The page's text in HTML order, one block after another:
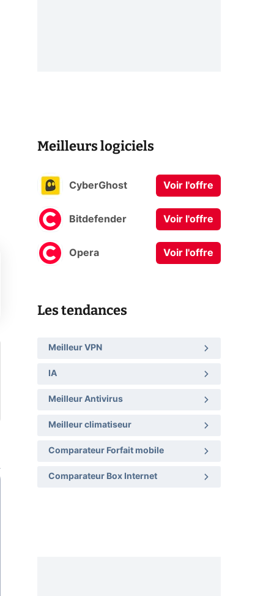
Meilleurs logiciels
CyberGhost Voir l'offre
Bitdefender Voir l'offre
Opera Voir l'offre
Les tendances
Meilleur VPN
IA
Meilleur Antivirus
Meilleur climatiseur
Comparateur Forfait mobile
Comparateur Box Internet